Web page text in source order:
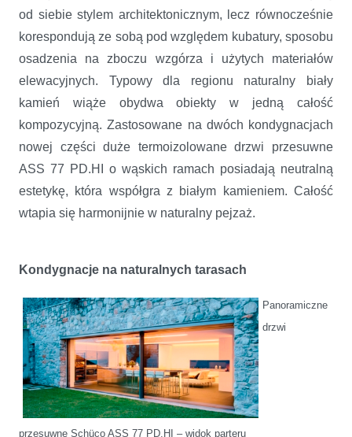
od siebie stylem architektonicznym, lecz równocześnie
korespondują ze sobą pod względem kubatury, sposobu
osadzenia na zboczu wzgórza i użytych materiałów
elewacyjnych. Typowy dla regionu naturalny biały
kamień wiąże obydwa obiekty w jedną całość
kompozycyjną. Zastosowane na dwóch kondygnacjach
nowej części duże termoizolowane drzwi przesuwne
ASS 77 PD.HI o wąskich ramach posiadają neutralną
estetykę, która współgra z białym kamieniem. Całość
wtapia się harmonijnie w naturalny pejzaż.
Kondygnacje na naturalnych tarasach
Panoramiczne
drzwi
przesuwne Schüco ASS 77 PD.HI – widok parteru